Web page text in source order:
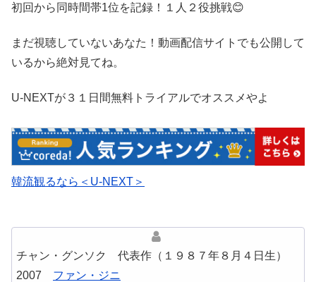
初回から同時間帯1位を記録！１人２役挑戦😊
まだ視聴していないあなた！動画配信サイトでも公開して
いるから絶対見てね。
U-NEXTが３１日間無料トライアルでオススメやよ
韓流観るなら＜U-NEXT＞
チャン・グンソク 代表作（１９８７年８月４日生）
2007 ファン・ジニ